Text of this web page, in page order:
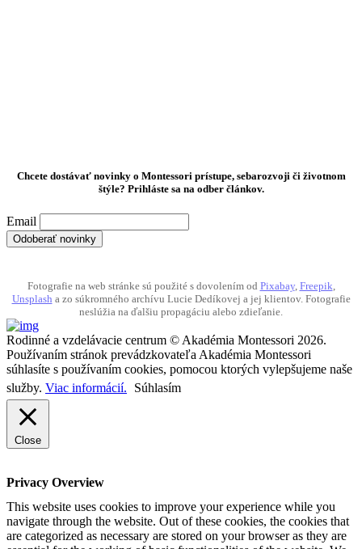
Chcete dostávať novinky o Montessori prístupe, sebarozvoji či životnom
štýle? Prihláste sa na odber článkov.
Email
Fotografie na web stránke sú použité s dovolením od Pixabay, Freepik,
Unsplash a zo súkromného archívu Lucie Dedíkovej a jej klientov. Fotografie
neslúžia na ďalšiu propagáciu alebo zdieľanie.
Rodinné a vzdelávacie centrum © Akadémia Montessori 2026.
Používaním stránok prevádzkovateľa Akadémia Montessori
súhlasíte s používaním cookies, pomocou ktorých vylepšujeme naše
služby. Viac informácií. Súhlasím
Close
Privacy Overview
This website uses cookies to improve your experience while you
navigate through the website. Out of these cookies, the cookies that
are categorized as necessary are stored on your browser as they are